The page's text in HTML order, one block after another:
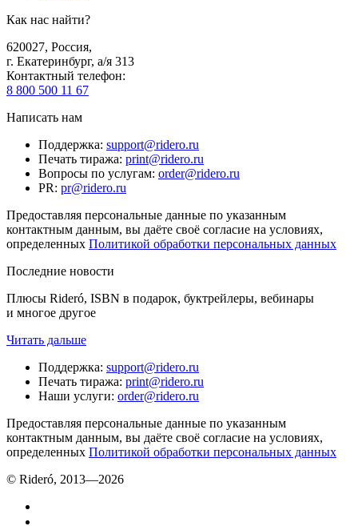
Как нас найти?
620027, Россия,
г. Екатеринбург, а/я 313
Контактный телефон:
8 800 500 11 67
Написать нам
Поддержка: support@ridero.ru
Печать тиража: print@ridero.ru
Вопросы по услугам: order@ridero.ru
PR: pr@ridero.ru
Предоставляя персональные данные по указанным
контактным данным, вы даёте своё согласие на условиях,
определенных Политикой обработки персональных данных
Последние новости
Плюсы Rideró, ISBN в подарок, буктрейлеры, вебинары
и многое другое
Читать дальше
Поддержка: support@ridero.ru
Печать тиража: print@ridero.ru
Наши услуги: order@ridero.ru
Предоставляя персональные данные по указанным
контактным данным, вы даёте своё согласие на условиях,
определенных Политикой обработки персональных данных
© Rideró, 2013—2026